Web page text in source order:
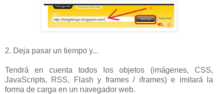
2. Deja pasar un tiempo y...
Tendrá en cuenta todos los objetos (imágenes, CSS,
JavaScripts, RSS, Flash y frames / iframes) e imitará la
forma de carga en un navegador web.